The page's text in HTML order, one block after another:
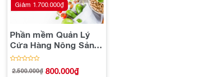
Phần mềm Quản Lý
Cửa Hàng Nông Sản –
Phụ Gia
xếp
2.500.000₫
Giá 800.000₫
Giá
Giảm 1.700.000₫